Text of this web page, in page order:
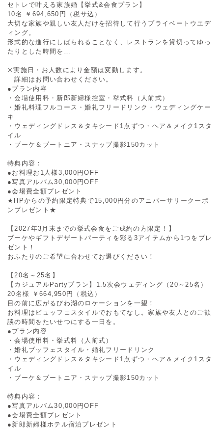
セトレで叶える家族婚【挙式&会食プラン】
10名
￥694,650円（税サ込）
大切な家族や親しい友人だけを招待して行うプライベートウエデ
ィング。
形式的な進行にしばられることなく、レストランを貸切ってゆっ
たりとした時間を…
※実施日・お人数により金額は変動します。
詳細はお問い合わせください。
●プラン内容
・会場使用料・新郎新婦様控室・挙式料（人前式）
・婚礼料理フルコース・婚礼フリードリンク・ウェディングケー
キ
・ウェディングドレス＆タキシード1点ずつ・ヘア＆メイク1スタ
イル
・ブーケ＆ブートニア・スナップ撮影150カット
特典内容：
●お料理お1人様3,000円OFF
●写真アルバム30,000円OFF
●会場費全額プレゼント
★HPからの予約限定特典で15,000円分のアニバーサリークーポ
ンプレゼント★
【2027年3月末までの挙式会食をご成約の方限定！】
ブーケやギフトデザートパーティを彩る3アイテムから1つをプレ
ゼント！
おふたりのご希望に合わせてお選びください！
【20名～25名】
【カジュアルPartyプラン】1.5次会ウェディング（20～25名）
20名様
￥664,950円（税込）
目の前に広がるびわ湖のロケーションを一望！
お料理はビュッフェスタイルでおもてなし。家族や友人とのご歓
談の時間をたいせつにする一日を。
●プラン内容
・会場使用料・挙式料（人前式）
・婚礼ブッフェスタイル・婚礼フリードリンク
・ウェディングドレス＆タキシード1点ずつ・ヘア＆メイク1スタ
イル
・ブーケ＆ブートニア・スナップ撮影150カット
特典内容：
●写真アルバム30,000円OFF
●会場費全額プレゼント
●新郎新婦様ホテル宿泊プレゼント